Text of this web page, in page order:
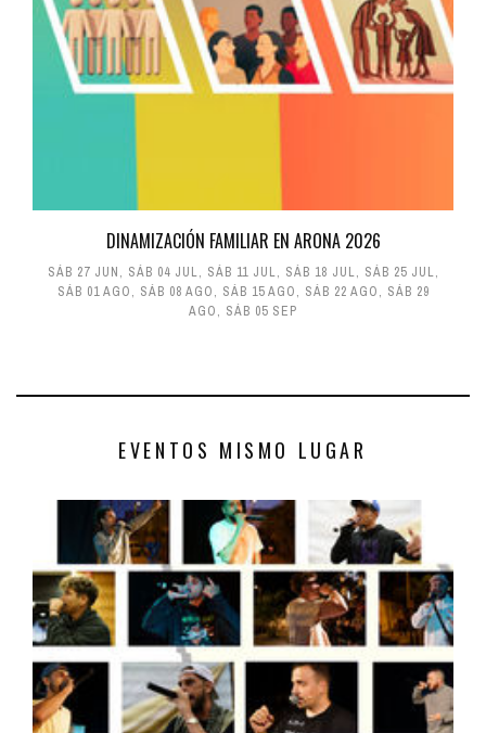
DINAMIZACIÓN FAMILIAR EN ARONA 2026
SÁB 27 JUN, SÁB 04 JUL, SÁB 11 JUL, SÁB 18 JUL, SÁB 25 JUL,
SÁB 01 AGO, SÁB 08 AGO, SÁB 15 AGO, SÁB 22 AGO, SÁB 29
AGO, SÁB 05 SEP
EVENTOS MISMO LUGAR